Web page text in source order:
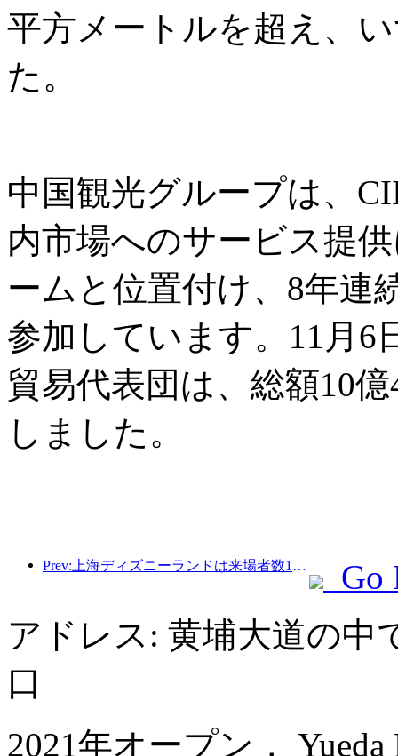
平方メートルを超え、
た。
中国観光グループは、
内市場へのサービス提
ームと位置付け、8年連
参加しています。11月6
貿易代表団は、総額10
しました。
Prev:上海ディズニーランドは来場者数1億人を突破し、4つ目のテーマホテルをオープンして拡張される予定。
Go
アドレス: 黄埔大道の中
口
2021年オープン，